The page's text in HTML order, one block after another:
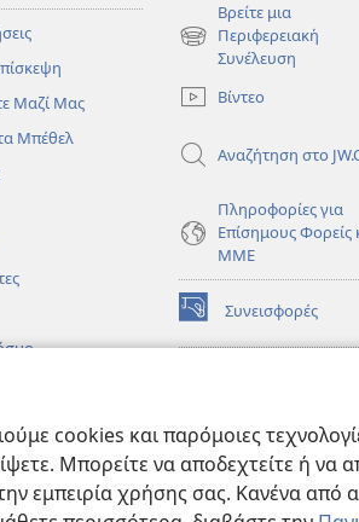
cookies και παρόμοιες
Μπορείτε να αποδεχτείτε ή να
εμπειρία χρήσης σας. Κανένα από
Μαζί Μας
Μπέθελ
Βρείτε μια
Περιφερειακή
Συνέλευση
(ανοίγει
παράθυρο)
Βίντεο
Αναζήτηση στο
Πληροφορίες για
Επίσημους Φορείς
ΜΜΕ
Συνεισφορές
(ανοίγει
νέο
νέο
παράθυρο)JW Library ®